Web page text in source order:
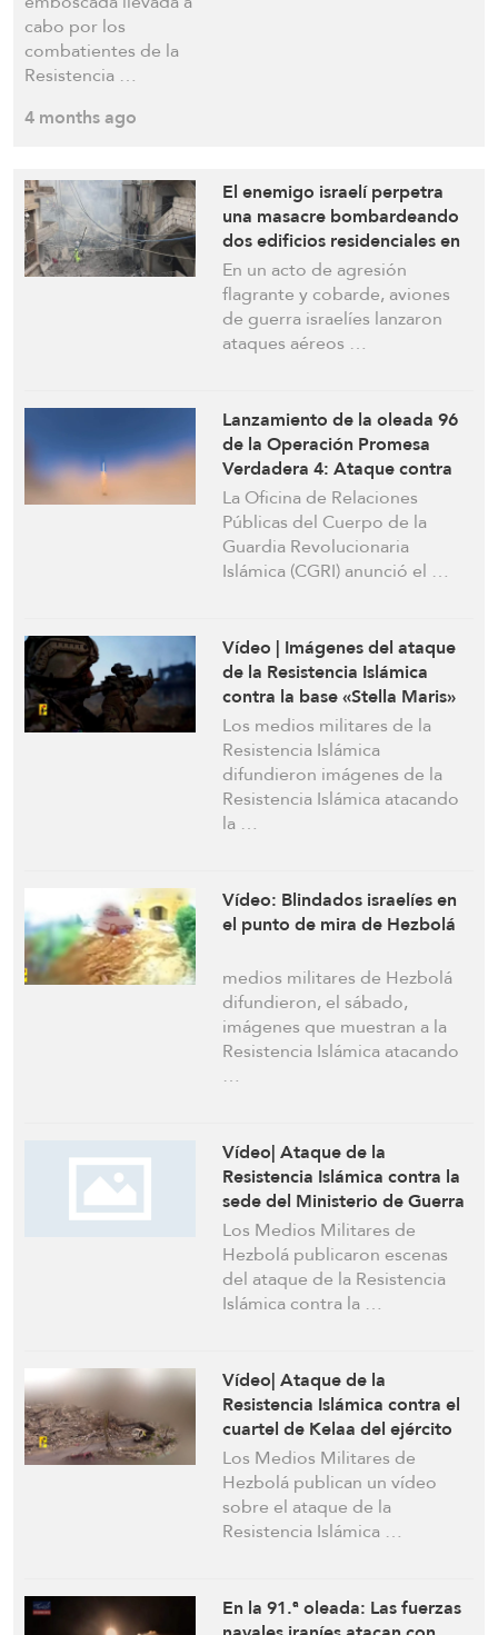
zona de Baydar al-Nahr
de la ciudad de Taybeh,
en el sur del Líbano
cabo por los
combatientes de la
Resistencia …
4 months ago
El enemigo israelí perpetra
una masacre bombardeando
dos edificios residenciales en
la zona de Jnah
En un acto de agresión
flagrante y cobarde, aviones
de guerra israelíes lanzaron
ataques aéreos …
Lanzamiento de la oleada 96
de la Operación Promesa
Verdadera 4: Ataque contra
las instalaciones de gas de las
compañías estadounidenses
La Oficina de Relaciones
Públicas del Cuerpo de la
Guardia Revolucionaria
Islámica (CGRI) anunció el …
Vídeo | Imágenes del ataque
de la Resistencia Islámica
contra la base «Stella Maris»
del ejército enemigo en la
ciudad ocupada de Haifa
Los medios militares de la
Resistencia Islámica
difundieron imágenes de la
Resistencia Islámica atacando
la …
Vídeo: Blindados israelíes en
el punto de mira de Hezbolá
medios militares de Hezbolá
difundieron, el sábado,
imágenes que muestran a la
Resistencia Islámica atacando
…
Vídeo| Ataque de la
Resistencia Islámica contra la
sede del Ministerio de Guerra
israelí y el cuartel Dolphin
Los Medios Militares de
Hezbolá publicaron escenas
del ataque de la Resistencia
Islámica contra la …
Vídeo| Ataque de la
Resistencia Islámica contra el
cuartel de Kelaa del ejército
enemigo israelí en los Altos
del Golán sirios ocupados
Los Medios Militares de
Hezbolá publican un vídeo
sobre el ataque de la
Resistencia Islámica …
En la 91.ª oleada: Las fuerzas